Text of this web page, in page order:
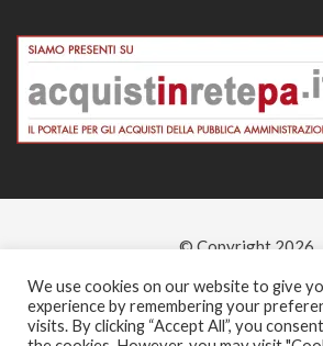
© Copyright 2026
-
We use cookies on our website to give
experience by remembering your
visits. By clicking “Accept All”, you